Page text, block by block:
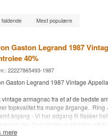
faldende Mest populære
Gaston Legrand 1987
40%
22227865493-1987
Gaston Legrand 1987 Vintage
vintage armagnac fra et af de bedste
topkvalitet fra mange årgange. Ring
årgang - Vi har adgang til flasker
Hver flaske er således
og oplysning om aftapningsdato.